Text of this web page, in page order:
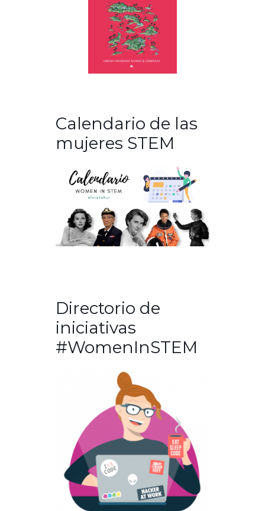
Calendario de las
mujeres STEM
Directorio de
iniciativas
#WomenInSTEM